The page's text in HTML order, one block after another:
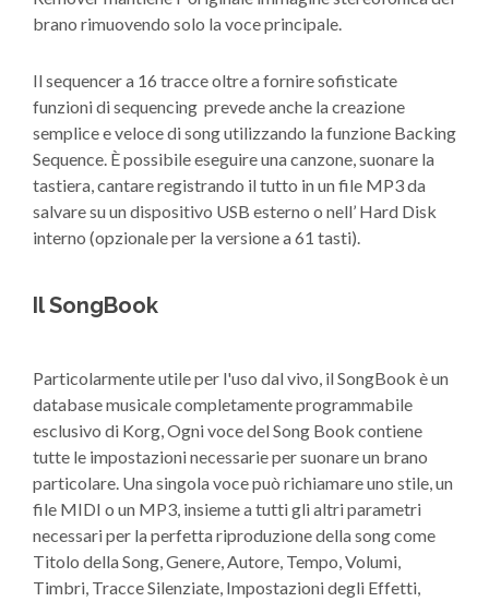
brano rimuovendo solo la voce principale.
Il sequencer a 16 tracce oltre a fornire sofisticate
funzioni di sequencing prevede anche la creazione
semplice e veloce di song utilizzando la funzione Backing
Sequence. È possibile eseguire una canzone, suonare la
tastiera, cantare registrando il tutto in un file MP3 da
salvare su un dispositivo USB esterno o nell’ Hard Disk
interno (opzionale per la versione a 61 tasti).
Il SongBook
Particolarmente utile per l'uso dal vivo, il SongBook è un
database musicale completamente programmabile
esclusivo di Korg, Ogni voce del Song Book contiene
tutte le impostazioni necessarie per suonare un brano
particolare. Una singola voce può richiamare uno stile, un
file MIDI o un MP3, insieme a tutti gli altri parametri
necessari per la perfetta riproduzione della song come
Titolo della Song, Genere, Autore, Tempo, Volumi,
Timbri, Tracce Silenziate, Impostazioni degli Effetti,